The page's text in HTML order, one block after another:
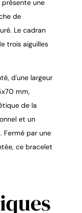
présente une
de
Le cadran
trois aiguilles
d'une largeur
mm,
de la
et un
Fermé par une
ce bracelet